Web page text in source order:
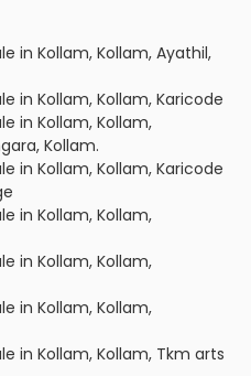
in Kollam, Kollam, Ayathil,
in Kollam, Kollam, Karicode
in Kollam, Kollam,
Kollam.
in Kollam, Kollam, Karicode
in Kollam, Kollam,
in Kollam, Kollam,
in Kollam, Kollam,
in Kollam, Kollam, Tkm arts